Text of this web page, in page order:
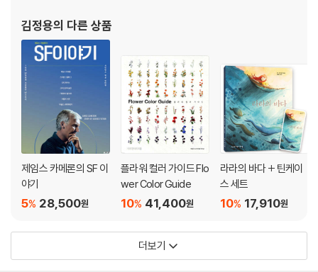
김정용의 다른 상품
제임스 카메론의 SF 이
야기
28,500원
5%
플라워 컬러 가이드 Flo
wer Color Guide
41,400원
10%
라라의 바다 + 틴케이
스 세트
17,910원
10%
더보기